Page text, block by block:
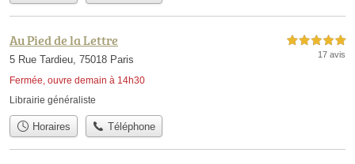
Au Pied de la Lettre
5 Rue Tardieu, 75018 Paris
Fermée, ouvre demain à 14h30
5,0 étoiles sur 5
17 avis
Librairie généraliste
Horaires Téléphone